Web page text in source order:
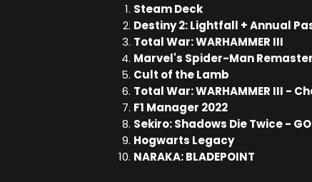
Steam Deck
Destiny 2: Lightfall + Annual
Total War: WARHAMMER III
Marvel's Spider-Man
Cult of the Lamb
Total War: WARHAMMER III -
F1 Manager 2022
Sekiro: Shadows Die Twice -
Hogwarts Legacy
NARAKA: BLADEPOINT